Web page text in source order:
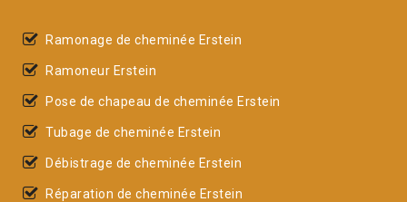
Ramonage de cheminée Erstein
Ramoneur Erstein
Pose de chapeau de cheminée Erstein
Tubage de cheminée Erstein
Débistrage de cheminée Erstein
Réparation de cheminée Erstein